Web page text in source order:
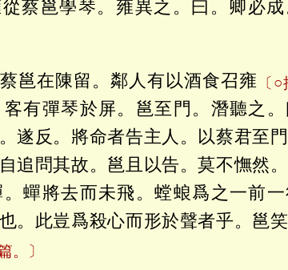
蔡邕學琴。雍異之。曰。卿必
邕在陳留。鄰人有以酒食召雍 〔
有彈琴於屏。邕至門。潛聽之
遂反。將命者告主人。以蔡君至
追問其故。邕且以告。莫不憮然。
蟬將去而未飛。螳蜋爲之一前
。此豈爲殺心而形於聲者乎。邕
。〕